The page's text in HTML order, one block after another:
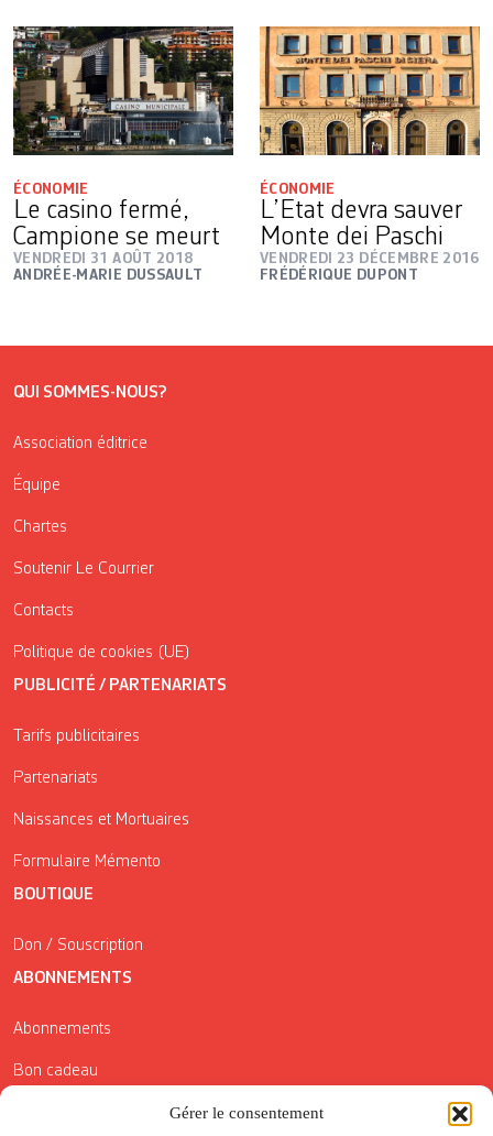
Gérer le consentement
ÉCONOMIE
Le casino fermé,
Campione se meurt
VENDREDI 31 AOÛT 2018
ANDRÉE-MARIE DUSSAULT
ÉCONOMIE
L’Etat devra sauver
Monte dei Paschi
VENDREDI 23 DÉCEMBRE 2016
FRÉDÉRIQUE DUPONT
QUI SOMMES-NOUS?
Association éditrice
Équipe
Chartes
Soutenir Le Courrier
Contacts
Politique de cookies (UE)
PUBLICITÉ / PARTENARIATS
Tarifs publicitaires
Partenariats
Naissances et Mortuaires
Formulaire Mémento
BOUTIQUE
Don / Souscription
ABONNEMENTS
Abonnements
Bon cadeau
Conditions générales de vente